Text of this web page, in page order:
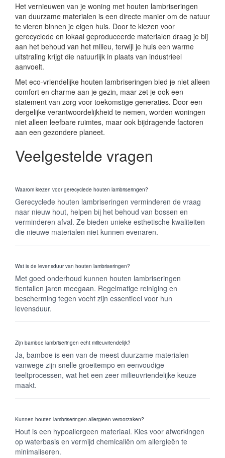
Het vernieuwen van je woning met houten lambriseringen
van duurzame materialen is een directe manier om de natuur
te vieren binnen je eigen huis. Door te kiezen voor
gerecyclede en lokaal geproduceerde materialen draag je bij
aan het behoud van het milieu, terwijl je huis een warme
uitstraling krijgt die natuurlijk in plaats van industrieel
aanvoelt.
Met eco-vriendelijke houten lambriseringen bied je niet alleen
comfort en charme aan je gezin, maar zet je ook een
statement van zorg voor toekomstige generaties. Door een
dergelijke verantwoordelijkheid te nemen, worden woningen
niet alleen leefbare ruimtes, maar ook bijdragende factoren
aan een gezondere planeet.
Veelgestelde vragen
Waarom kiezen voor gerecyclede houten lambriseringen?
Gerecyclede houten lambriseringen verminderen de vraag
naar nieuw hout, helpen bij het behoud van bossen en
verminderen afval. Ze bieden unieke esthetische kwaliteiten
die nieuwe materialen niet kunnen evenaren.
Wat is de levensduur van houten lambriseringen?
Met goed onderhoud kunnen houten lambriseringen
tientallen jaren meegaan. Regelmatige reiniging en
bescherming tegen vocht zijn essentieel voor hun
levensduur.
Zijn bamboe lambriseringen echt milieuvriendelijk?
Ja, bamboe is een van de meest duurzame materialen
vanwege zijn snelle groeitempo en eenvoudige
teeltprocessen, wat het een zeer milieuvriendelijke keuze
maakt.
Kunnen houten lambriseringen allergieën veroorzaken?
Hout is een hypoallergeen materiaal. Kies voor afwerkingen
op waterbasis en vermijd chemicaliën om allergieën te
minimaliseren.